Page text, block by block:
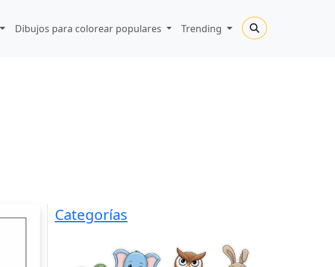
Dibujos para colorear populares Trending
Categorías